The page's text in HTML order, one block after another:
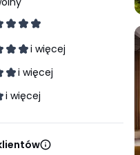
i więcej
i więcej
i więcej